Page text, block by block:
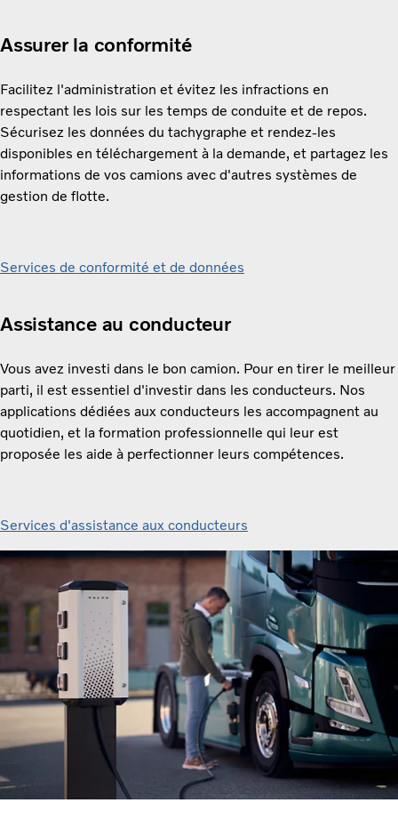
Assurer la conformité
Facilitez l'administration et évitez les infractions en
respectant les lois sur les temps de conduite et de repos.
Sécurisez les données du tachygraphe et rendez-les
disponibles en téléchargement à la demande, et partagez les
informations de vos camions avec d'autres systèmes de
gestion de flotte.
Services de conformité et de données
Assistance au conducteur
Vous avez investi dans le bon camion. Pour en tirer le meilleur
parti, il est essentiel d'investir dans les conducteurs. Nos
applications dédiées aux conducteurs les accompagnent au
quotidien, et la formation professionnelle qui leur est
proposée les aide à perfectionner leurs compétences.
Services d'assistance aux conducteurs